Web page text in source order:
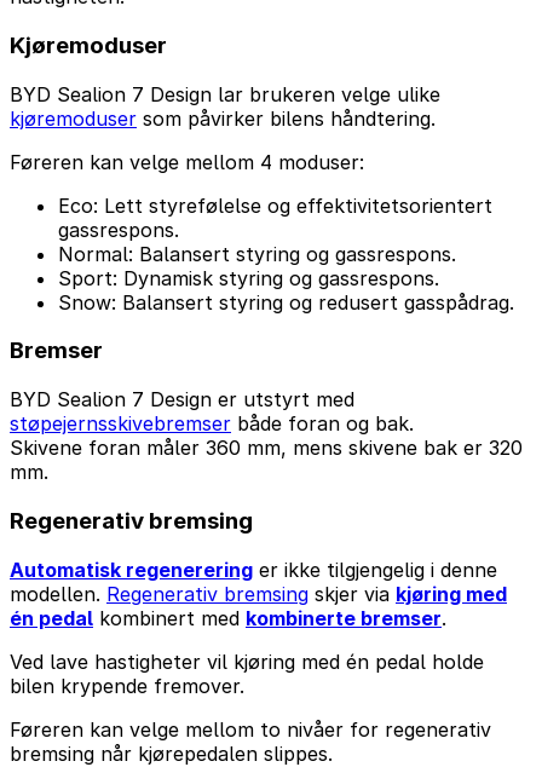
Kjøremoduser
BYD Sealion 7 Design lar brukeren velge ulike
kjøremoduser som påvirker bilens håndtering.
Føreren kan velge mellom 4 moduser:
Eco: Lett styrefølelse og effektivitetsorientert
gassrespons.
Normal: Balansert styring og gassrespons.
Sport: Dynamisk styring og gassrespons.
Snow: Balansert styring og redusert gasspådrag.
Bremser
BYD Sealion 7 Design er utstyrt med
støpejernsskivebremser både foran og bak.
Skivene foran måler 360 mm, mens skivene bak er 320
mm.
Regenerativ bremsing
Automatisk regenerering er ikke tilgjengelig i denne
modellen. Regenerativ bremsing skjer via kjøring med
én pedal kombinert med kombinerte bremser.
Ved lave hastigheter vil kjøring med én pedal holde
bilen krypende fremover.
Føreren kan velge mellom to nivåer for regenerativ
bremsing når kjørepedalen slippes.